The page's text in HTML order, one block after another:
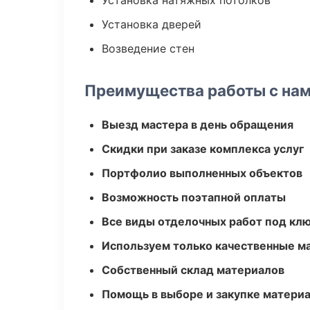
Установка дверей
Возведение стен
Преимущества работы с
Выезд мастера в день обращения
Скидки при заказе комплекса услуг
Портфолио выполненных объектов
Возможность поэтапной оплаты
Все виды отделочных работ под
Используем только качественные
Собственный склад материалов
Помощь в выборе и закупке